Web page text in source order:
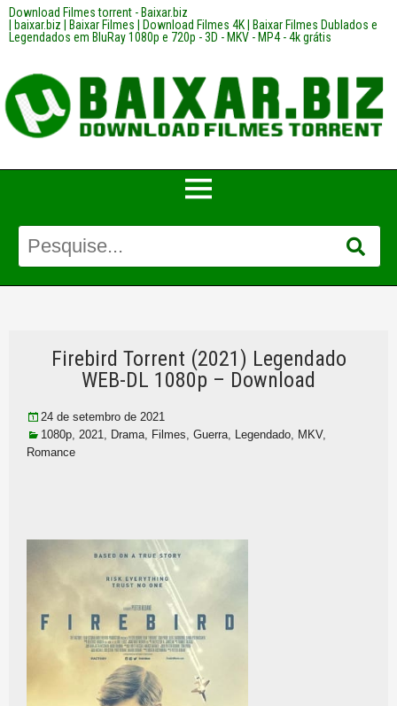
Download Filmes torrent - Baixar.biz
| baixar.biz | Baixar Filmes | Download Filmes 4K | Baixar Filmes Dublados e
Legendados em BluRay 1080p e 720p - 3D - MKV - MP4 - 4k grátis
Firebird Torrent (2021) Legendado
WEB-DL 1080p – Download
24 de setembro de 2021
1080p, 2021, Drama, Filmes, Guerra, Legendado, MKV,
Romance